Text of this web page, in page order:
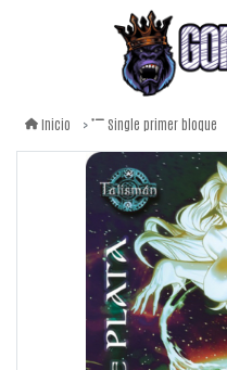
Inicio Single primer bloque